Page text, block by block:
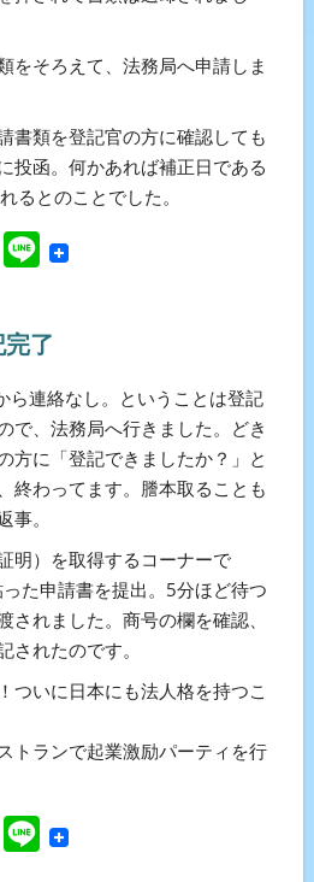
をそろえて、法務局へ申請しま
書類を登記官の方に確認しても
投函。何かあれば補正日である
るとのことでした。
PocketLine
了
ら連絡なし。ということは登記
で、法務局へ行きました。どき
方に「登記できましたか？」と
終わってます。謄本取ることも
。
明）を取得するコーナーで
た申請書を提出。5分ほど待つ
されました。商号の欄を確認、
されたのです。
ついに日本にも法人格を持つこ
トランで起業激励パーティを行
PocketLine